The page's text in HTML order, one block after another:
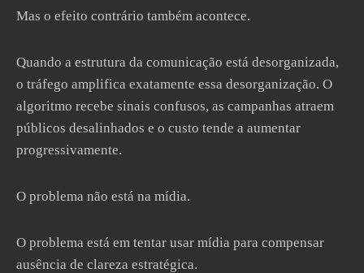
Mas o efeito contrário também acontece.
Quando a estrutura da comunicação está desorganizada,
o tráfego amplifica exatamente essa desorganização. O
algoritmo recebe sinais confusos, as campanhas atraem
públicos desalinhados e o custo tende a aumentar
progressivamente.
O problema não está na mídia.
O problema está em tentar usar mídia para compensar
ausência de clareza estratégica.